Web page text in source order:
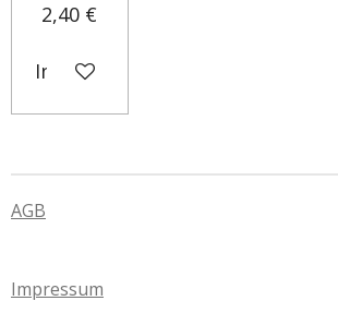
2,40 €
In den Warenkorb
AGB
Impressum